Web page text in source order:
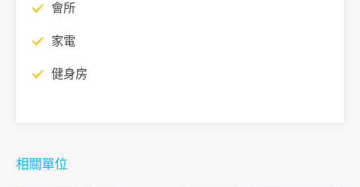
會所
家電
健身房
相關單位